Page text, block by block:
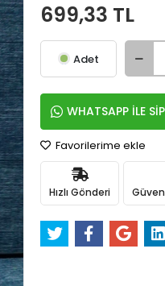
699,33 TL
Adet
WHATSAPP İLE
Favorilerime ekle
Hızlı Gönderi